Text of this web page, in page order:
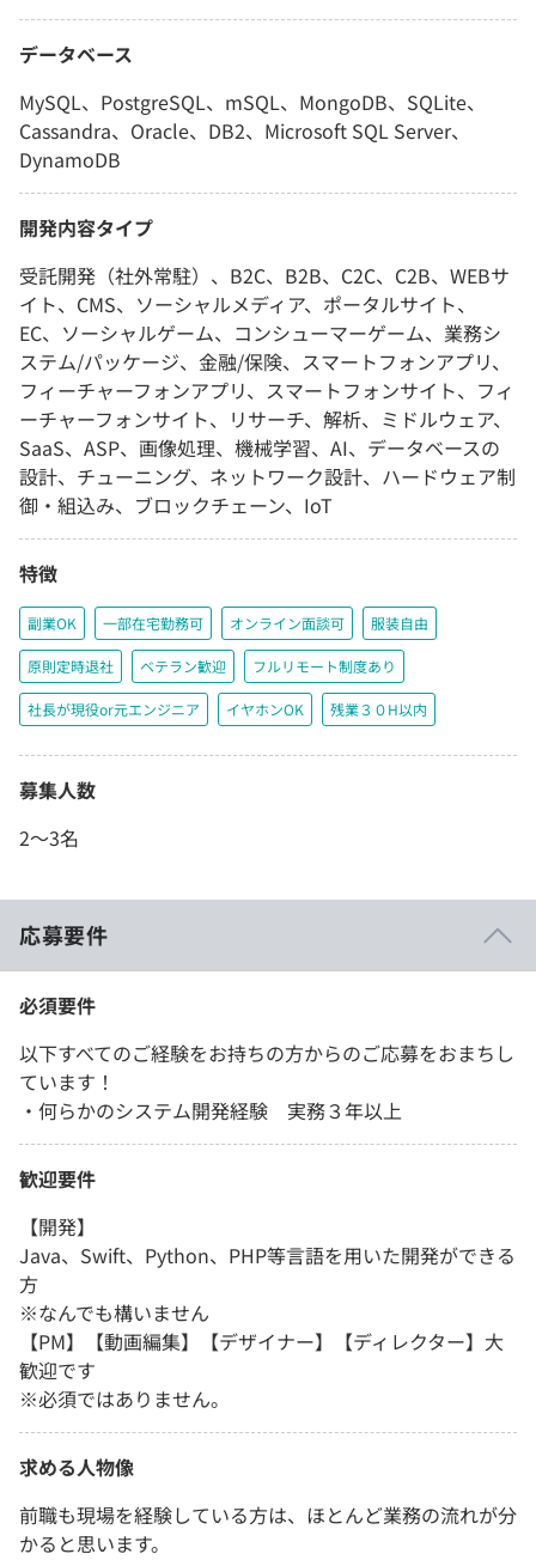
データベース
MySQL、PostgreSQL、mSQL、MongoDB、SQLite、
Cassandra、Oracle、DB2、Microsoft SQL Server、
DynamoDB
開発内容タイプ
受託開発（社外常駐）、B2C、B2B、C2C、C2B、WEBサ
イト、CMS、ソーシャルメディア、ポータルサイト、
EC、ソーシャルゲーム、コンシューマーゲーム、業務シ
ステム/パッケージ、金融/保険、スマートフォンアプリ、
フィーチャーフォンアプリ、スマートフォンサイト、フィ
ーチャーフォンサイト、リサーチ、解析、ミドルウェア、
SaaS、ASP、画像処理、機械学習、AI、データベースの
設計、チューニング、ネットワーク設計、ハードウェア制
御・組込み、ブロックチェーン、IoT
特徴
副業OK 一部在宅勤務可 オンライン面談可 服装自由
原則定時退社 ベテラン歓迎 フルリモート制度あり
社長が現役or元エンジニア イヤホンOK 残業３０H以内
募集人数
2〜3名
応募要件
必須要件
以下すべてのご経験をお持ちの方からのご応募をおまちし
ています！
・何らかのシステム開発経験 実務３年以上
歓迎要件
【開発】
Java、Swift、Python、PHP等言語を用いた開発ができる
方
※なんでも構いません
【PM】【動画編集】【デザイナー】【ディレクター】大
歓迎です
※必須ではありません。
求める人物像
前職も現場を経験している方は、ほとんど業務の流れが分
かると思います。